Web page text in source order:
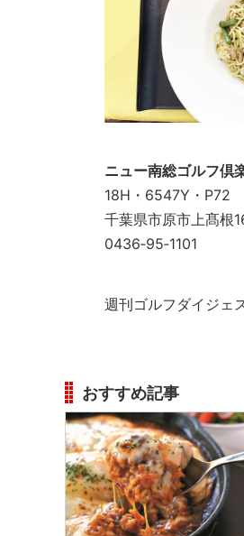
ニュー南総ゴルフ倶
18H・6547Y・P72
千葉県市原市上髙根
0436‐95‐1101
週刊ゴルフダイジェ
おすすめ記事